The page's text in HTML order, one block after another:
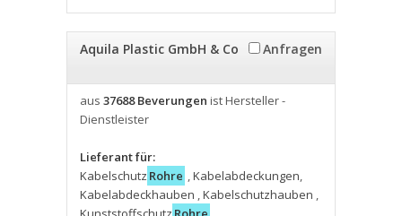
Aquila Plastic GmbH & Co Anfragen
aus 37688 Beverungen ist Hersteller -
Dienstleister
Lieferant für:
Kabelschutz Rohre ,Kabelabdeckungen,
Kabelabdeckhauben ,Kabelschutzhauben ,